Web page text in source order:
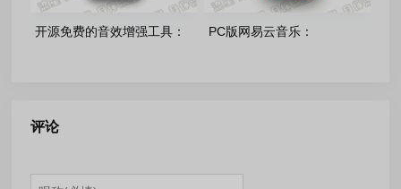
开源免费的音效增强工具：
PC版网易云音乐：
评论